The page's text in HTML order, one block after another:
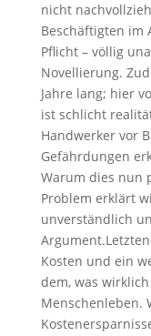
nicht
Beschäftigten im
Pflicht – völlig
Novellierung.
Jahre lang; hier
ist schlicht
Handwerker vor
Gefährdungen
Warum dies nun
Problem erklärt
unverständlich
Kosten und ein
dem, was
Menschenleben.